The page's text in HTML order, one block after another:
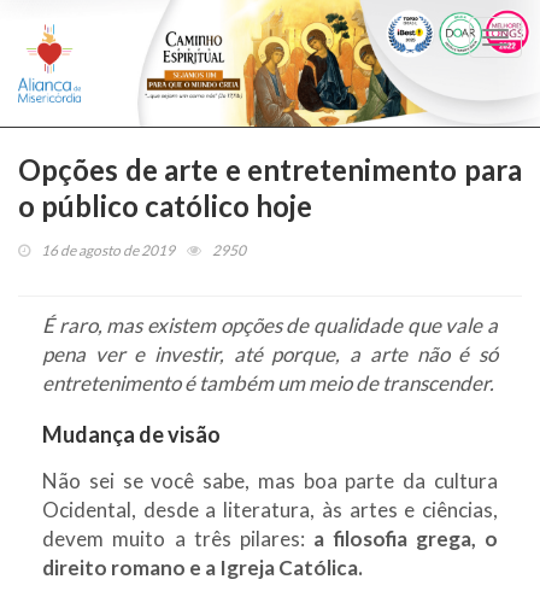
Opções de arte e entretenimento para
o público católico hoje
16 de agosto de 2019 2950
É raro, mas existem opções de qualidade que vale a
pena ver e investir, até porque, a arte não é só
entretenimento é também um meio de transcender.
Mudança de visão
Não sei se você sabe, mas boa parte da cultura
Ocidental, desde a literatura, às artes e ciências,
devem muito a três pilares: a filosofia grega, o
direito romano e a Igreja Católica.